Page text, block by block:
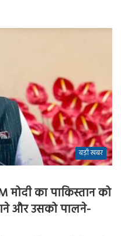
बड़ी खबर
का पाकिस्तान को
और उसको पालने-